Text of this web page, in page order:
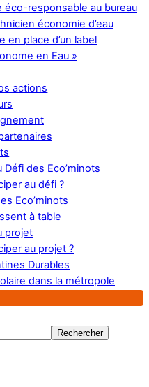
éco-responsable au bureau
économie d’eau
en place d’un label
en Eau »
actions
des Eco’minots
au défi ?
Eco’minots
à table
projet
au projet ?
Durables
dans la métropole